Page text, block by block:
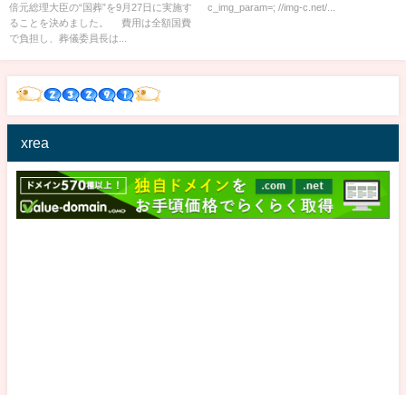
倍元総理大臣の“国葬”を9月27日に実施す
ることを決めました。 費用は全額国費
で負担し、葬儀委員長は...
c_img_param=; //img-c.net/...
xrea